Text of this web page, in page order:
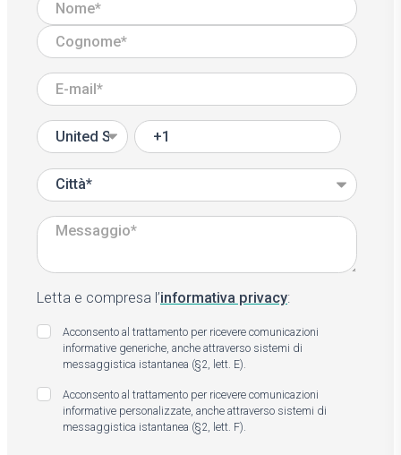
Letta e compresa l’informativa privacy:
Acconsento al trattamento per ricevere comunicazioni
informative generiche, anche attraverso sistemi di
messaggistica istantanea (§2, lett. E).
Acconsento al trattamento per ricevere comunicazioni
informative personalizzate, anche attraverso sistemi di
messaggistica istantanea (§2, lett. F).